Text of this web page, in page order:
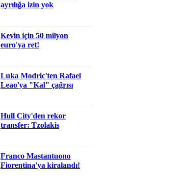
ayrılığa izin yok
Kevin için 50 milyon
euro'ya ret!
Luka Modric'ten Rafael
Leao'ya "Kal" çağrısı
Hull City'den rekor
transfer: Tzolakis
Franco Mastantuono
Fiorentina'ya kiralandı!